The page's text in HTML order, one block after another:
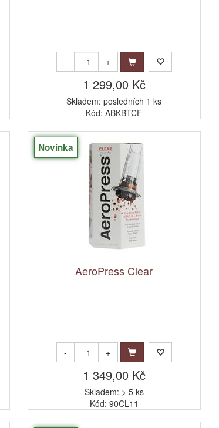
- +
1 299,00 Kč
Skladem: posledních 1 ks
Kód: ABKBTCF
Novinka
AeroPress Clear
- +
1 349,00 Kč
Skladem: > 5 ks
Kód: 90CL11